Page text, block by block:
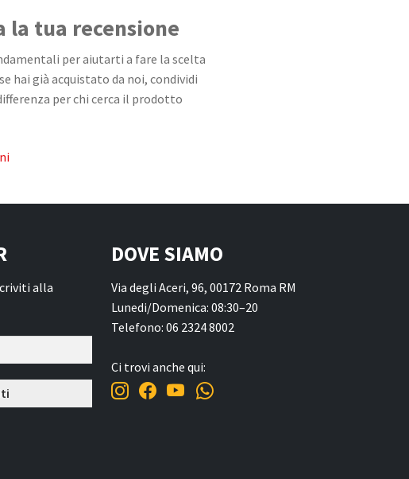
la tua recensione
per aiutarti a fare la scelta
hai già acquistato da noi, condividi
per chi cerca il prodotto
alla
DOVE SIAMO
Via degli Aceri, 96, 00172 Roma RM
Lunedi/Domenica: 08:30–20
Telefono: 06 2324 8002
Ci trovi anche qui: